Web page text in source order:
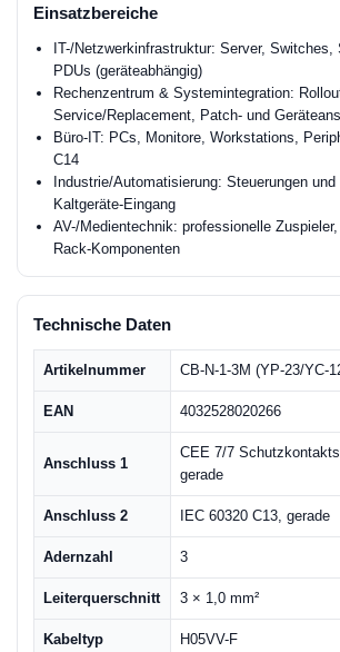
Einsatzbereiche
IT-/Netzwerkinfrastruktur: Server, Switches,
PDUs (geräteabhängig)
Rechenzentrum & Systemintegration:
Service/Replacement, Patch- und
Büro-IT: PCs, Monitore, Workstations,
C14
Industrie/Automatisierung: Steuerungen
Kaltgeräte-Eingang
AV-/Medientechnik: professionelle
Rack-Komponenten
Technische Daten
Artikelnummer CB-N-1-3M (YP-23/YC-
EAN 4032528020266
Anschluss 1
CEE 7/7
gerade
Anschluss 2 IEC 60320 C13, gerade
Adernzahl 3
Leiterquerschnitt 3 × 1,0 mm²
Kabeltyp H05VV-F